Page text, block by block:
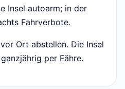
Insel autoarm; in der
Fahrverbote.
Ort abstellen. Die Insel
per Fähre.